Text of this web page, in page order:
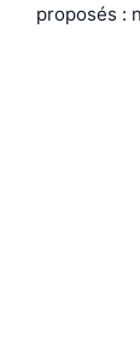
proposés :